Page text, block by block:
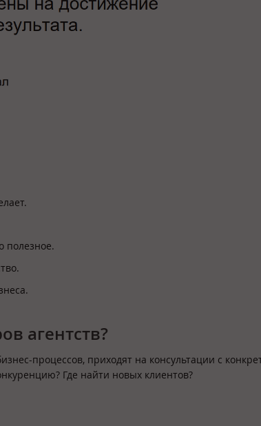
полезное.
агентств?
процессов, приходят на консультации с
Где найти новых клиентов?